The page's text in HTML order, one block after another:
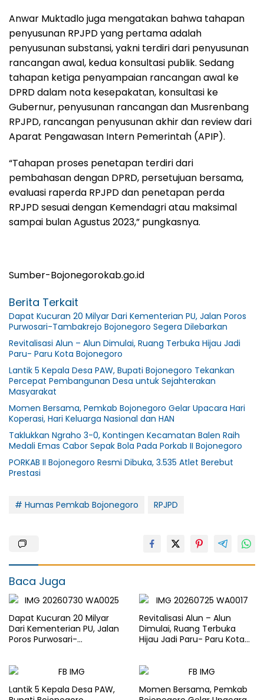
Anwar Muktadlo juga mengatakan bahwa tahapan
penyusunan RPJPD yang pertama adalah
penyusunan substansi, yakni terdiri dari penyusunan
rancangan awal, kedua konsultasi publik. Sedang
tahapan ketiga penyampaian rancangan awal ke
DPRD dalam nota kesepakatan, konsultasi ke
Gubernur, penyusunan rancangan dan Musrenbang
RPJPD, rancangan penyusunan akhir dan review dari
Aparat Pengawasan Intern Pemerintah (APIP).
“Tahapan proses penetapan terdiri dari
pembahasan dengan DPRD, persetujuan bersama,
evaluasi raperda RPJPD dan penetapan perda
RPJPD sesuai dengan Kemendagri atau maksimal
sampai bulan Agustus 2023,” pungkasnya.
Sumber-Bojonegorokab.go.id
Berita Terkait
Dapat Kucuran 20 Milyar Dari Kementerian PU, Jalan Poros
Purwosari-Tambakrejo Bojonegoro Segera Dilebarkan
Revitalisasi Alun – Alun Dimulai, Ruang Terbuka Hijau Jadi
Paru- Paru Kota Bojonegoro
Lantik 5 Kepala Desa PAW, Bupati Bojonegoro Tekankan
Percepat Pembangunan Desa untuk Sejahterakan
Masyarakat
Momen Bersama, Pemkab Bojonegoro Gelar Upacara Hari
Koperasi, Hari Keluarga Nasional dan HAN
Taklukkan Ngraho 3-0, Kontingen Kecamatan Balen Raih
Medali Emas Cabor Sepak Bola Pada Porkab II Bojonegoro
PORKAB II Bojonegoro Resmi Dibuka, 3.535 Atlet Berebut
Prestasi
# Humas Pemkab Bojonegoro RPJPD
Baca Juga
Dapat Kucuran 20 Milyar
Dari Kementerian PU, Jalan
Poros Purwosari-
Revitalisasi Alun – Alun
Dimulai, Ruang Terbuka
Hijau Jadi Paru- Paru Kota
Lantik 5 Kepala Desa PAW,
Momen Bersama, Pemkab